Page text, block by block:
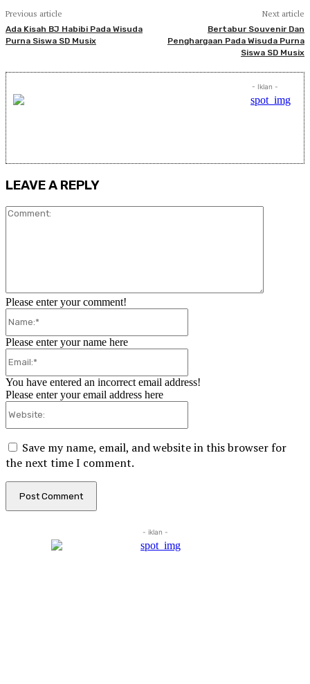
Previous article
Ada Kisah BJ Habibi Pada Wisuda
Purna Siswa SD Musix
Next article
Bertabur Souvenir Dan
Penghargaan Pada Wisuda Purna
Siswa SD Musix
- Iklan -
LEAVE A REPLY
Please enter your comment!
Please enter your name here
You have entered an incorrect email address!
Please enter your email address here
Save my name, email, and website in this browser for
the next time I comment.
- iklan -